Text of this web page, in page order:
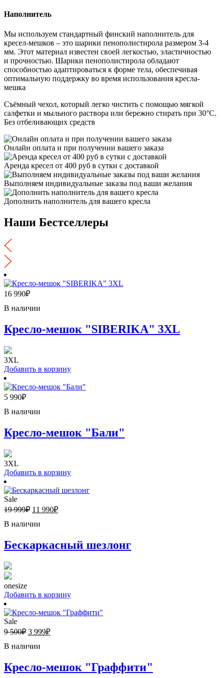
Наполнитель
Мы используем стандартный финский наполнитель для
кресел-мешков – это шарики пенополистирола размером 3-4
мм. Этот материал известен своей легкостью, эластичностью
и прочностью. Шарики пенополистирола обладают
способностью адаптироваться к форме тела, обеспечивая
оптимальную поддержку во время использования кресла-
мешка
Съёмный чехол, который легко чистить с помощью мягкой
салфетки и мыльного раствора или бережно стирать при 30°C.
Без отбеливающих средств
Онлайн оплата и при получении вашего заказа
Аренда кресел от 400 руб в сутки с доставкой
Выполняем индивидуальные заказы под ваши желания
Дополнить наполнитель для вашего кресла
Наши Бестселлеры
16 990₽
В наличии
Кресло-мешок "SIBERIKA" 3XL
3XL
Добавить в корзину
5 990₽
В наличии
Кресло-мешок "Бали"
3XL
Добавить в корзину
Sale
19 999₽ 11 990₽
В наличии
Бескаркасный шезлонг
onesize
Добавить в корзину
Sale
9 500₽ 3 999₽
В наличии
Кресло-мешок "Граффити"